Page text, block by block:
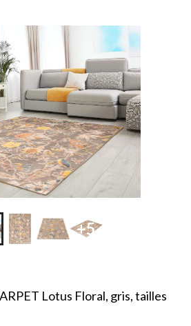
+5
Lotus Floral, gris, tailles